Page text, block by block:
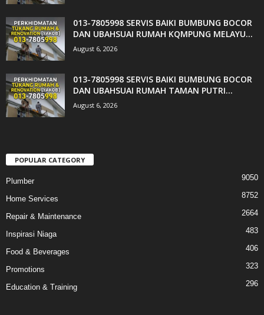
013-7805998 SERVIS BAIKI BUMBUNG BOCOR
DAN UBAHSUAI RUMAH KQMPUNG MELAYU...
August 6, 2026
013-7805998 SERVIS BAIKI BUMBUNG BOCOR
DAN UBAHSUAI RUMAH TAMAN PUTRI...
August 6, 2026
POPULAR CATEGORY
Plumber 9050
Home Services 8752
Repair & Maintenance 2664
Inspirasi Niaga 483
Food & Beverages 406
Promotions 323
Education & Training 296